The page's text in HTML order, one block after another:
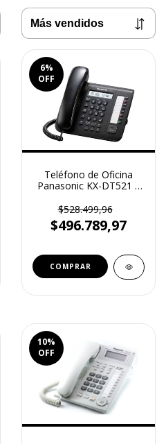
6%
OFF
Teléfono de Oficina
Panasonic KX-DT521 –
Profesional
$528.499,96
$496.789,97
10%
OFF